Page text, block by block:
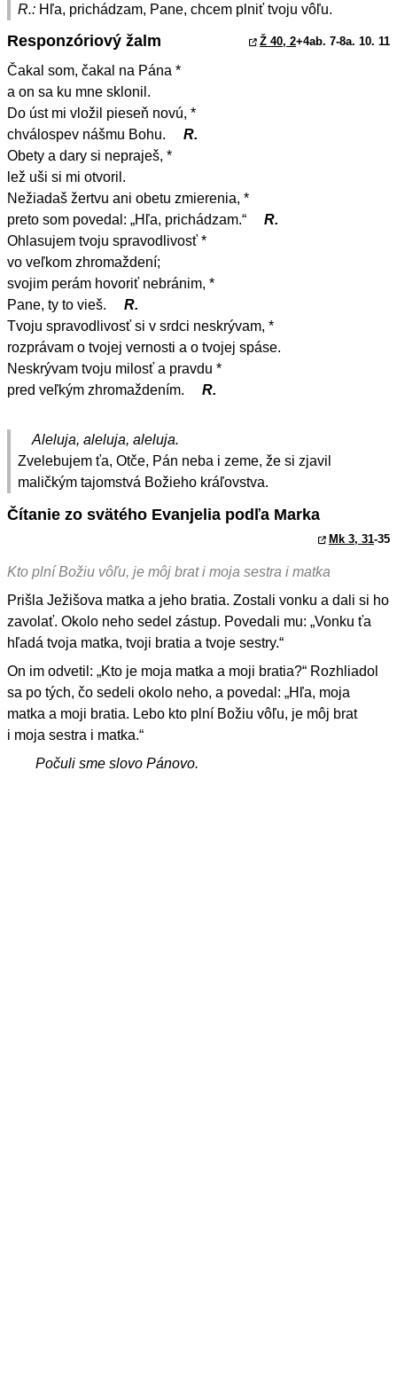
R.: Hľa, prichádzam, Pane, chcem plniť tvoju vôľu.
Responzóriový žalm Ž 40, 2+4ab. 7-8a. 10. 11
Čakal som, čakal na Pána *
a on sa ku mne sklonil.
Do úst mi vložil pieseň novú, *
chválospev nášmu Bohu.
R.
Obety a dary si nepraješ, *
lež uši si mi otvoril.
Nežiadaš žertvu ani obetu zmierenia, *
preto som povedal: „Hľa, prichádzam.“
R.
Ohlasujem tvoju spravodlivosť *
vo veľkom zhromaždení;
svojim perám hovoriť nebránim, *
Pane, ty to vieš.
R.
Tvoju spravodlivosť si v srdci neskrývam, *
rozprávam o tvojej vernosti a o tvojej spáse.
Neskrývam tvoju milosť a pravdu *
pred veľkým zhromaždením.
R.
Aleluja, aleluja, aleluja.
Zvelebujem ťa, Otče, Pán neba i zeme, že si zjavil
maličkým tajomstvá Božieho kráľovstva.
Čítanie zo svätého Evanjelia podľa Marka
Mk 3, 31-35
Kto plní Božiu vôľu, je môj brat i moja sestra i matka
Prišla Ježišova matka a jeho bratia. Zostali vonku a dali si ho
zavolať. Okolo neho sedel zástup. Povedali mu: „Vonku ťa
hľadá tvoja matka, tvoji bratia a tvoje sestry.“
On im odvetil: „Kto je moja matka a moji bratia?“ Rozhliadol
sa po tých, čo sedeli okolo neho, a povedal: „Hľa, moja
matka a moji bratia. Lebo kto plní Božiu vôľu, je môj brat
i moja sestra i matka.“
Počuli sme slovo Pánovo.